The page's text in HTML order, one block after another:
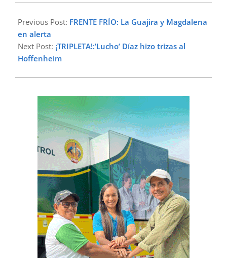
02-
08
Previous Post: FRENTE FRÍO: La Guajira y Magdalena
en alerta
Next Post: ¡TRIPLETA!:’Lucho’ Díaz hizo trizas al
Hoffenheim